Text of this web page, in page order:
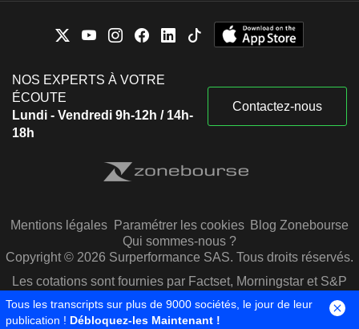
NOS EXPERTS À VOTRE
ÉCOUTE
Lundi - Vendredi 9h-12h / 14h-
18h
Contactez-nous
Mentions légales Paramétrer les cookies Blog Zonebourse
Qui sommes-nous ?
Copyright © 2026 Surperformance SAS. Tous droits réservés.
Les cotations sont fournies par Factset, Morningstar et S&P
Capital IQ
Tous les transcripts sur plus de 9000 sociétés, le jour de leur
publication ! Débloquez-les Maintenant !